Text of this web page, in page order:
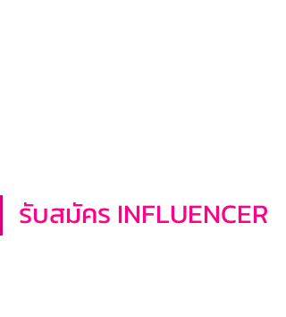
รับสมัคร INFLUENCER